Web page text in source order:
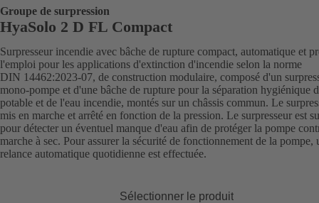
Groupe de surpression
HyaSolo 2 D FL Compact
Surpresseur incendie avec bâche de rupture compact, automatique et
l'emploi pour les applications d'extinction d'incendie selon la norme
DIN 14462:2023-07, de construction modulaire, composé d'un
mono-pompe et d'une bâche de rupture pour la séparation hygiénique
potable et de l'eau incendie, montés sur un châssis commun. Le
mis en marche et arrêté en fonction de la pression. Le surpresseur est
pour détecter un éventuel manque d'eau afin de protéger la pompe
marche à sec. Pour assurer la sécurité de fonctionnement de la pompe,
relance automatique quotidienne est effectuée.
Sélectionner le produit